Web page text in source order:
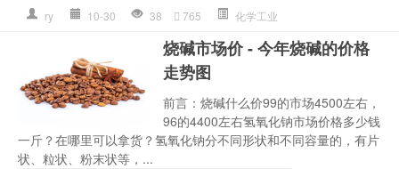
ry 10-30 38 765 化学工业
烧碱市场价 - 今年烧碱的价格
走势图
前言：烧碱什么价99的市场4500左右，
96的4400左右氢氧化钠市场价格多少钱
一斤？在哪里可以拿货？氢氧化钠分不同形状和不同容量的，有片
状、粒状、粉末状等，...